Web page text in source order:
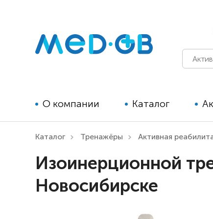
О компании Каталог
реабилитации для детей
Технические средства
реабилитации для взрослых
Каталог Тренажёры Активная
Изоинерционной
Новосибирске